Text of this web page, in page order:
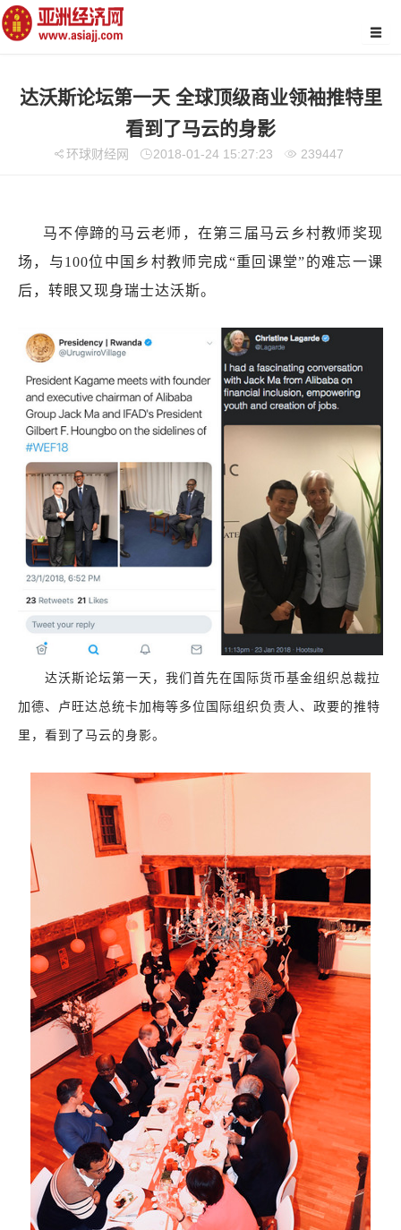
达沃斯论坛第一天 全球顶级商业领袖推特里
看到了马云的身影
环球财经网 2018-01-24 15:27:23 239447
马不停蹄的马云老师，在第三届马云乡村教师奖现
场，与100位中国乡村教师完成“重回课堂”的难忘一课
后，转眼又现身瑞士达沃斯。
达沃斯论坛第一天，我们首先在国际货币基金组织总裁拉
加德、卢旺达总统卡加梅等多位国际组织负责人、政要的推特
里，看到了马云的身影。